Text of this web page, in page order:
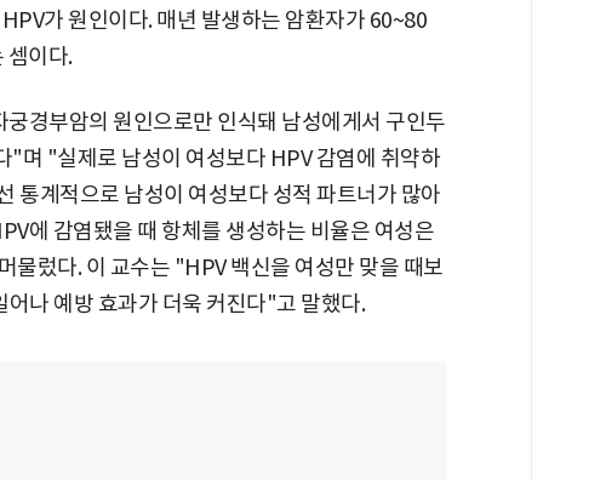
가 원인이다. 매년 발생하는 암환자가 60~80
셈이다.
경부암의 원인으로만 인식돼 남성에게서 구인두
"며 "실제로 남성이 여성보다 HPV 감염에 취약하
통계적으로 남성이 여성보다 성적 파트너가 많아
에 감염됐을 때 항체를 생성하는 비율은 여성은
물렀다. 이 교수는 "HPV 백신을 여성만 맞을 때보
어나 예방 효과가 더욱 커진다"고 말했다.